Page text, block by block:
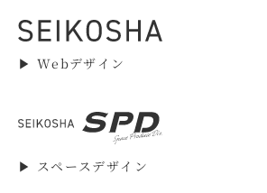
▶︎ Webデザイン
▶︎ スペースデザイン